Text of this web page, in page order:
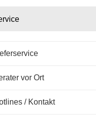
vor Ort
/ Kontakt